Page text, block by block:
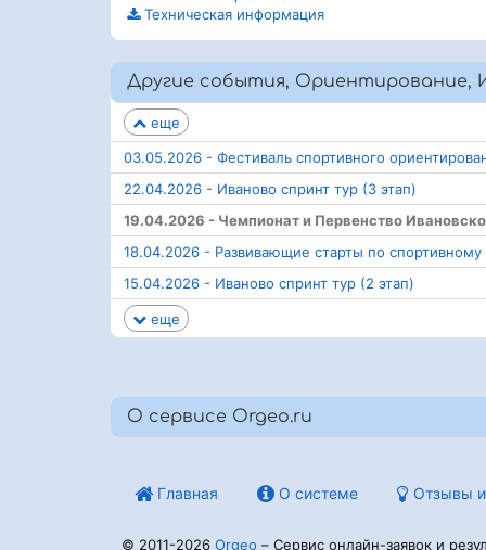
Техническая информация
Другие события, Ориентирование,
еще
03.05.2026 - Фестиваль спортивного
22.04.2026 - Иваново спринт тур (3 этап)
19.04.2026 - Чемпионат и Первенство
18.04.2026 - Развивающие старты по
15.04.2026 - Иваново спринт тур (2 этап)
еще
О сервисе Orgeo.ru
Главная О системе Отзывы
© 2011-2026 Orgeo – Сервис онлайн-заявок и